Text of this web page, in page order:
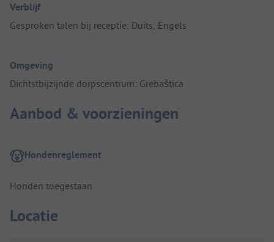
Verblijf
Gesproken talen bij receptie: Duits, Engels
Omgeving
Dichtstbijzijnde dorpscentrum: Grebaštica
Aanbod & voorzieningen
Hondenreglement
Honden toegestaan
Locatie